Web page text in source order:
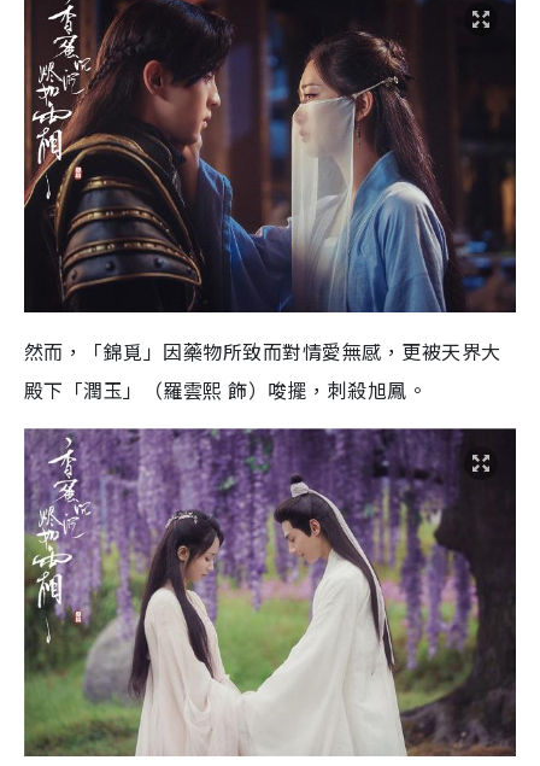
然而，「錦覓」因藥物所致而對情愛無感，更被天界大
殿下「潤玉」（羅雲熙 飾）唆擺，刺殺旭鳳。